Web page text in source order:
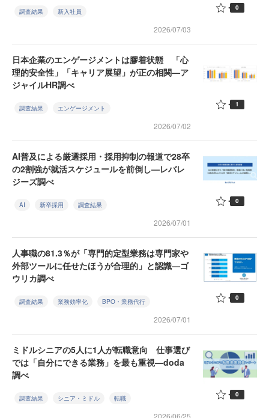
調査結果 新入社員
2026/07/03
0
日本企業のエンゲージメントは膠着状態 「心
理的安全性」「キャリア展望」が正の相関—ア
ジャイルHR調べ
調査結果 エンゲージメント
2026/07/02
1
AI普及による厳選採用・採用抑制の報道で28卒
の2割強が就活スケジュールを前倒し—レバレ
ジーズ調べ
AI 新卒採用 調査結果
2026/07/01
0
人事職の81.3％が「専門的定型業務は専門家や
外部ツールに任せたほうが合理的」と認識—ゴ
ウリカ調べ
調査結果 業務効率化 BPO・業務代行
2026/07/01
0
ミドルシニアの5人に1人が転職意向 仕事選び
では「自分にできる業務」を最も重視—doda
調べ
調査結果 シニア・ミドル 転職
2026/06/25
0